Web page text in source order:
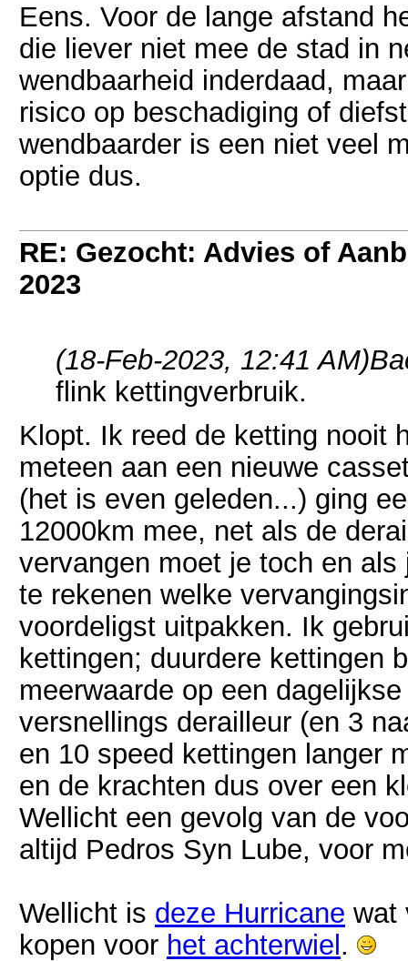
Eens. Voor de lange afstand
die liever niet mee de stad in
wendbaarheid inderdaad,
risico op beschadiging of
wendbaarder is een niet veel
optie dus.
RE: Gezocht: Advies of
2023
(18-Feb-2023, 12:41 AM)
flink kettingverbruik.
Klopt. Ik reed de ketting nooit
meteen aan een nieuwe
(het is even geleden...) ging
12000km mee, net als de
vervangen moet je toch en
te rekenen welke
voordeligst uitpakken. Ik
kettingen; duurdere kettingen
meerwaarde op een
versnellings derailleur (en 3
en 10 speed kettingen langer
en de krachten dus over een
Wellicht een gevolg van de
altijd Pedros Syn Lube, voor
Wellicht is deze Hurricane wat
kopen voor het achterwiel .